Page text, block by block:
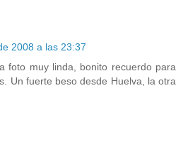
2008 a las 23:37
foto muy linda, bonito recuerdo para
Un fuerte beso desde Huelva, la otra